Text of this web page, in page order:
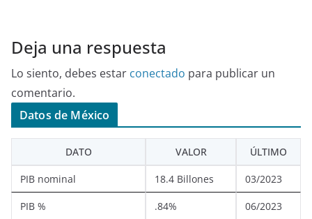
Deja una respuesta
Lo siento, debes estar conectado para publicar un
comentario.
Datos de México
DATO VALOR ÚLTIMO
PIB nominal 18.4 Billones 03/2023
PIB % .84% 06/2023